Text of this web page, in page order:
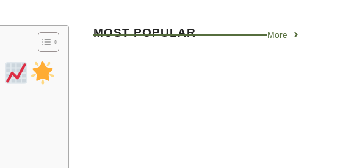
MOSTPOPULAR More